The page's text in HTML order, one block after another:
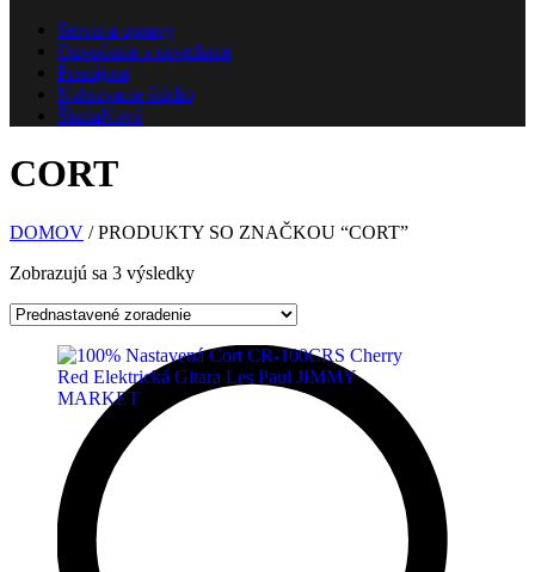
Servis a opravy
Ozvučenie a osvetlenie
Prenájom
Nahrávacie štúdio
ŠkolaNové
CORT
DOMOV / PRODUKTY SO ZNAČKOU “CORT”
Zobrazujú sa 3 výsledky